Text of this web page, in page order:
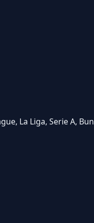
La Liga, Serie A,